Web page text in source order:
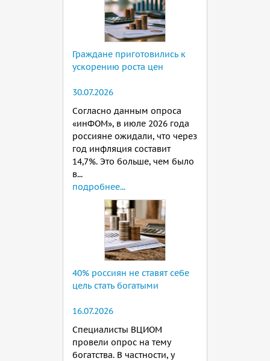
Граждане приготовились к
ускорению роста цен
30.07.2026
Согласно данным опроса
«инФОМ», в июле 2026 года
россияне ожидали, что через
год инфляция составит
14,7%. Это больше, чем было
в...
подробнее...
40% россиян не ставят себе
цель стать богатыми
16.07.2026
Специалисты ВЦИОМ
провели опрос на тему
богатства. В частности, у